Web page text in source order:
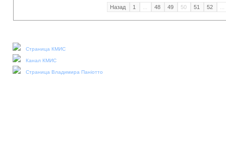
Назад 1 48 49 50 51 52
Страница КМИС
Канал КМИС
Страница Владимира Паніотто